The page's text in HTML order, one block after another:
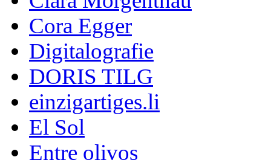
Cora Egger
Digitalografie
DORIS TILG
einzigartiges.li
El Sol
Entre olivos